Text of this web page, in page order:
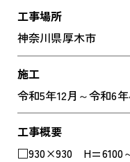
工事場所
神奈川県厚木市
施工
令和5年12月～令和6
工事概要
□930×930 H=6100